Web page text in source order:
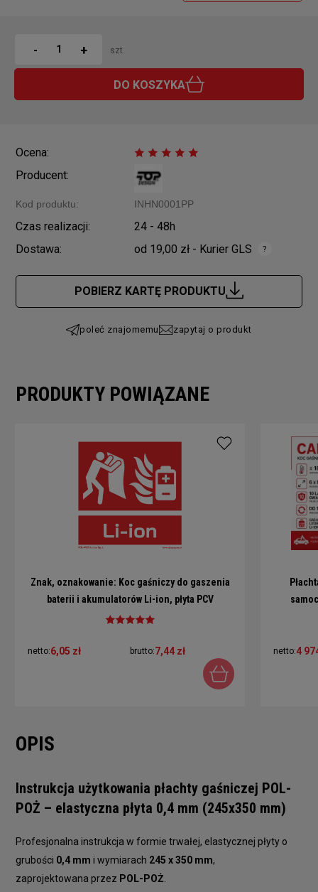
- + szt.
DO KOSZYKA
Ocena:
Producent:
Kod produktu: INHN0001PP
Czas realizacji:
24 - 48h
Dostawa:
od 19,00 zł - Kurier GLS
Cena nie zawiera ewentualnych kosztów płatności
POBIERZ KARTĘ PRODUKTU
poleć znajomemu zapytaj o produkt
PRODUKTY POWIĄZANE
Znak, oznakowanie: Koc gaśniczy do gaszenia
baterii i akumulatorów Li-ion, płyta PCV
15x15cm
netto:6,05 zł brutto:7,44 zł netto:4
OPIS
Instrukcja użytkowania płachty gaśniczej POL-
POŻ – elastyczna płyta 0,4 mm (245x350 mm)
Profesjonalna instrukcja w formie trwałej, elastycznej płyty o
grubości 0,4 mm i wymiarach 245 x 350 mm,
zaprojektowana przez POL-POŻ